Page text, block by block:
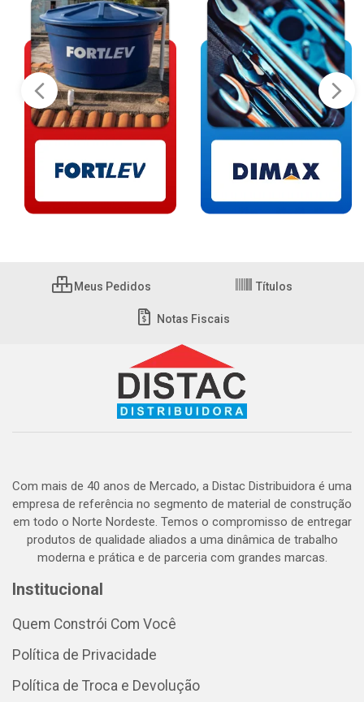
Meus Pedidos Títulos
Notas Fiscais
Com mais de 40 anos de Mercado, a Distac Distribuidora é uma
empresa de referência no segmento de material de construção
em todo o Norte Nordeste. Temos o compromisso de entregar
produtos de qualidade aliados a uma dinâmica de trabalho
moderna e prática e de parceria com grandes marcas.
Institucional
Quem Constrói Com Você
Política de Privacidade
Política de Troca e Devolução